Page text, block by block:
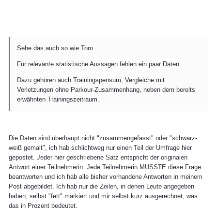
Sehe das auch so wie Tom.
Für relevante statistische Aussagen fehlen ein paar Daten.
Dazu gehören auch Trainingspensum, Vergleiche mit
Verletzungen ohne Parkour-Zusammenhang, neben dem bereits
erwähnten Trainingszeitraum.
Die Daten sind überhaupt nicht "zusammengefasst" oder "schwarz-
weiß gemalt", ich hab schlichtweg nur einen Teil der Umfrage hier
gepostet. Jeder hier geschriebene Satz entspricht der originalen
Antwort einer Teilnehmerin. Jede Teilnehmerin MUSSTE diese Frage
beantworten und ich hab alle bisher vorhandene Antworten in meinem
Post abgebildet. Ich hab nur die Zeilen, in denen Leute angegeben
haben, selbst "fett" markiert und mir selbst kurz ausgerechnet, was
das in Prozent bedeutet.